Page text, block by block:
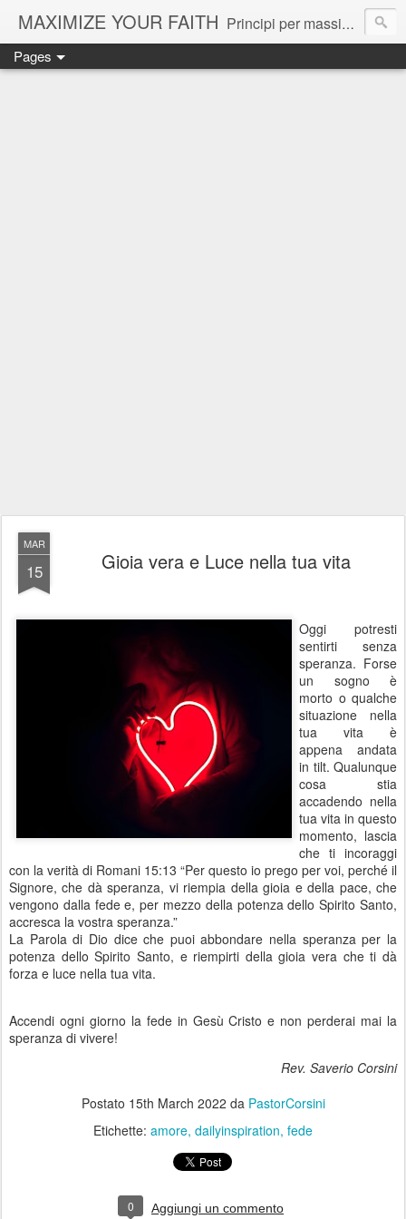
MAXIMIZE YOUR FAITH Principi per massimizzare la propria fede e ottenere il massimo da Dio.
Pages
MAR
15 Gioia vera e Luce nella tua vita
Oggi potresti
sentirti senza
speranza. Forse
un sogno è
morto o qualche
situazione nella
tua vita è
appena andata
in tilt. Qualunque
cosa stia
accadendo nella
tua vita in questo
momento, lascia
che ti incoraggi
con la verità di Romani 15:13 “Per questo io prego per voi, perché il
Signore, che dà speranza, vi riempia della gioia e della pace, che
vengono dalla fede e, per mezzo della potenza dello Spirito Santo,
accresca la vostra speranza.”
La Parola di Dio dice che puoi abbondare nella speranza per la
potenza dello Spirito Santo, e riempirti della gioia vera che ti dà
forza e luce nella tua vita.
Accendi ogni giorno la fede in Gesù Cristo e non perderai mai la
speranza di vivere!
Rev. Saverio Corsini
Postato 15th March 2022 da PastorCorsini
Etichette: amore dailyinspiration fede
0 Aggiungi un commento